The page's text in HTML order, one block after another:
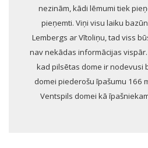
nezinām, kādi lēmumi tiek
pieņemti. Viņi visu laiku
Lembergs ar Vītoliņu, tad viss
nav nekādas informācijas
kad pilsētas dome ir nodevusi
domei piederošu īpašumu 166
Ventspils domei kā